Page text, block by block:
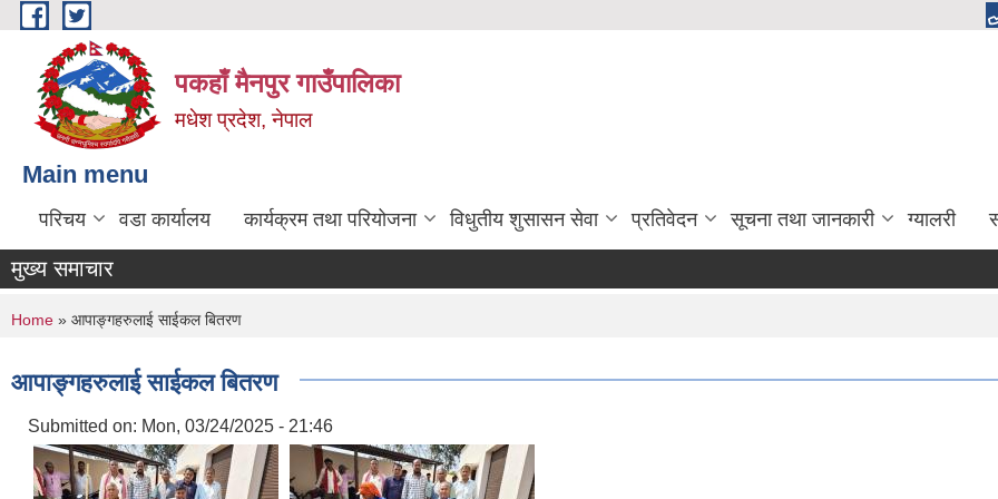
Skip to main content
पकहाँ मैनपुर गाउँपालिका
मधेश प्रदेश, नेपाल
Main menu
परिचय वडा कार्यालय कार्यक्रम तथा परियोजना विधुतीय शुसासन सेवा प्रतिवेदन सूचना तथा जानकारी ग्यालरी
मुख्य समाचार
You are here
Home » आपाङ्गहरुलाई साईकल बितरण
आपाङ्गहरुलाई साईकल बितरण
Submitted on: Mon, 03/24/2025 - 21:46